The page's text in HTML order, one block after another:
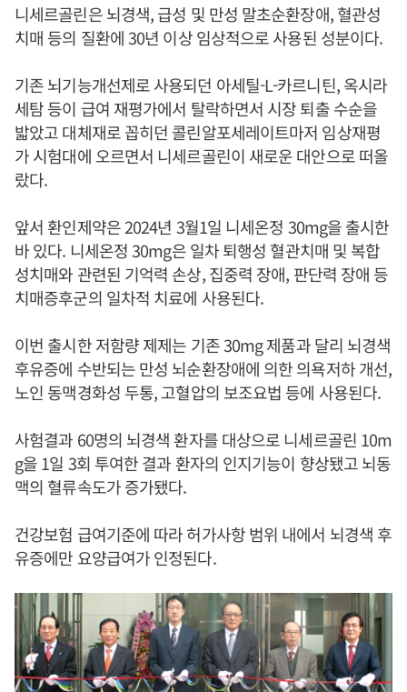
니세르골린은 뇌경색, 급성 및 만성 말초순환장애, 혈관성
치매 등의 질환에 30년 이상 임상적으로 사용된 성분이다.
기존 뇌기능개선제로 사용되던 아세틸-L-카르니틴, 옥시라
세탐 등이 급여 재평가에서 탈락하면서 시장 퇴출 수순을
밟았고 대체재로 꼽히던 콜린알포세레이트마저 임상재평
가 시험대에 오르면서 니세르골린이 새로운 대안으로 떠올
랐다.
앞서 환인제약은 2024년 3월1일 니세온정 30mg을 출시한
바 있다. 니세온정 30mg은 일차 퇴행성 혈관치매 및 복합
성치매와 관련된 기억력 손상, 집중력 장애, 판단력 장애 등
치매증후군의 일차적 치료에 사용된다.
이번 출시한 저함량 제제는 기존 30mg 제품과 달리 뇌경색
후유증에 수반되는 만성 뇌순환장애에 의한 의욕저하 개선,
노인 동맥경화성 두통, 고혈압의 보조요법 등에 사용된다.
사험결과 60명의 뇌경색 환자를 대상으로 니세르골린 10m
g을 1일 3회 투여한 결과 환자의 인지기능이 향상됐고 뇌동
맥의 혈류속도가 증가됐다.
건강보험 급여기준에 따라 허가사항 범위 내에서 뇌경색 후
유증에만 요양급여가 인정된다.